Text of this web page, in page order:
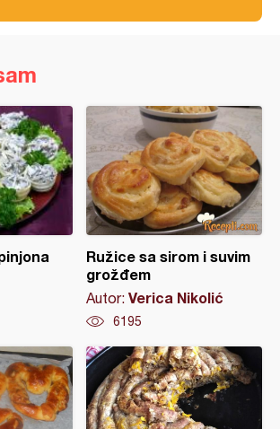
Ružice sa sirom i suvim
grožđem
Autor: Verica Nikolić
6195